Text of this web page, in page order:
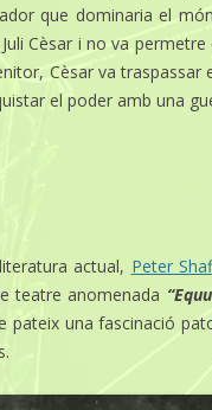
que dominaria el
Cèsar i no va permetre
Cèsar va traspassar
el poder amb una
actual, Peter
teatre anomenada
pateix una fascinació